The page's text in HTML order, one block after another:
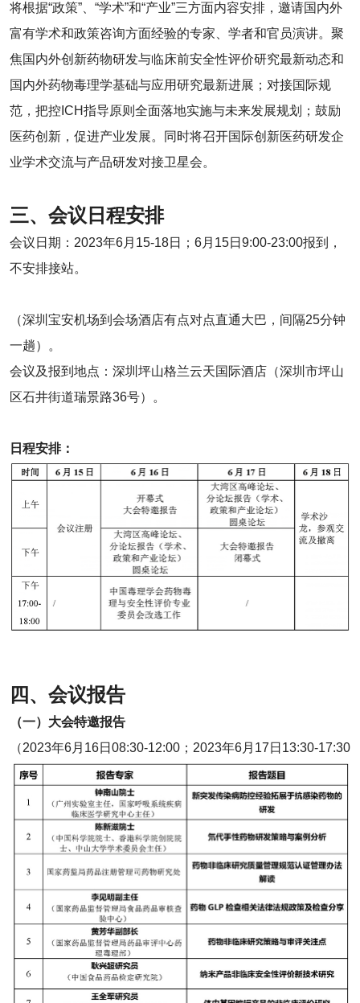
将根据“政策”、“学术”和“产业”三方面内容安排，邀请国内外
富有学术和政策咨询方面经验的专家、学者和官员演讲。聚
焦国内外创新药物研发与临床前安全性评价研究最新动态和
国内外药物毒理学基础与应用研究最新进展；对接国际规
范，把控ICH指导原则全面落地实施与未来发展规划；鼓励
医药创新，促进产业发展。同时将召开国际创新医药研发企
业学术交流与产品研发对接卫星会。
三、会议日程安排
会议日期：2023年6月15-18日；6月15日9:00-23:00报到，
不安排接站。
（深圳宝安机场到会场酒店有点对点直通大巴，间隔25分钟
一趟）。
会议及报到地点：深圳坪山格兰云天国际酒店（深圳市坪山
区石井街道瑞景路36号）。
日程安排：
四、会议报告
（一）大会特邀报告
（2023年6月16日08:30-12:00；2023年6月17日13:30-17:30